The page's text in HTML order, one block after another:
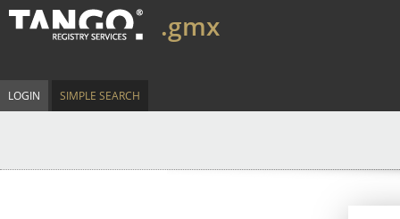
.gmx
LOGIN SIMPLE SEARCH